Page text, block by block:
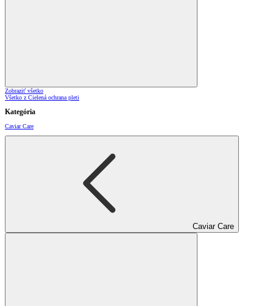
Zobraziť všetko
Všetko z Cielená ochrana pleti
Kategória
Caviar Care
Caviar Care